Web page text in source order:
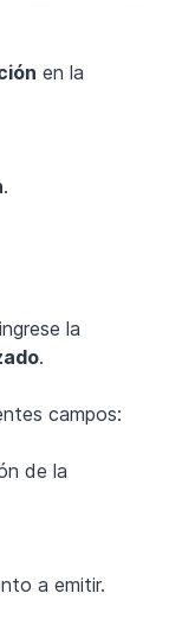
en la
.
la
.
campos:
de la
a emitir.